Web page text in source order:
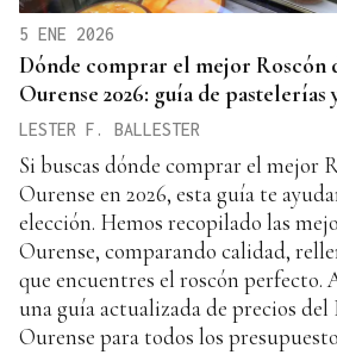
5 ENE 2026
Dónde comprar el mejor Roscón
Ourense 2026: guía de pastelerías
LESTER F. BALLESTER
Si buscas dónde comprar el mejor
Ourense en 2026, esta guía te
elección. Hemos recopilado las
Ourense, comparando calidad,
que encuentres el roscón perfecto.
una guía actualizada de precios del
Ourense para todos los